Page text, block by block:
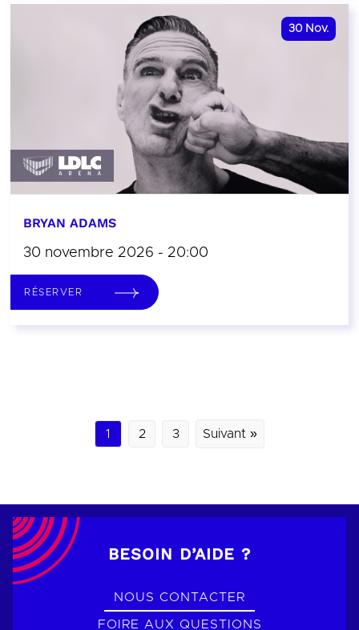
30 Nov.
BRYAN ADAMS
30 novembre 2026 - 20:00
RÉSERVER
1 2 3 Suivant »
BESOIN D’AIDE ?
NOUS CONTACTER
FOIRE AUX QUESTIONS